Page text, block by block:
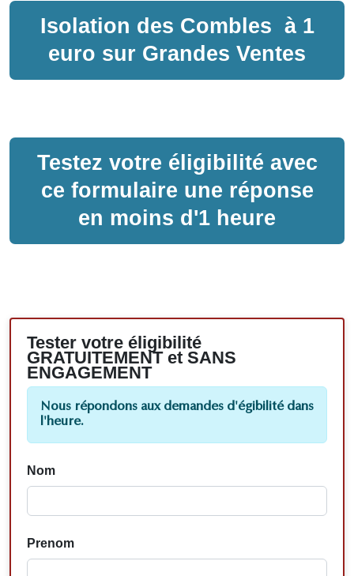
Isolation des Combles à 1
euro sur Grandes Ventes
Testez votre éligibilité avec
ce formulaire une réponse
en moins d'1 heure
Tester votre éligibilité
GRATUITEMENT et SANS
ENGAGEMENT
Nous répondons aux demandes d'égibilité dans
l'heure.
Nom
Prenom